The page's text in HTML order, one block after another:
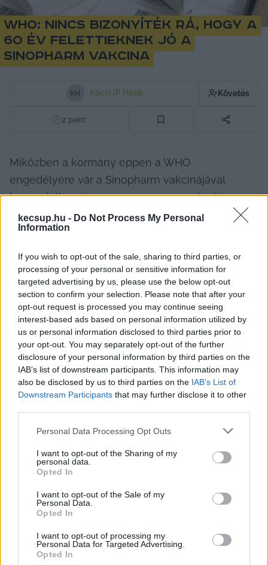
kecsup.hu - Do Not Process My Personal
Information
If you wish to opt-out of the sale, sharing to third parties, or
processing of your personal or sensitive information for
targeted advertising by us, please use the below opt-out
section to confirm your selection. Please note that after your
opt-out request is processed you may continue seeing
interest-based ads based on personal information utilized by
us or personal information disclosed to third parties prior to
your opt-out. You may separately opt-out of the further
disclosure of your personal information by third parties on the
IAB’s list of downstream participants. This information may
also be disclosed by us to third parties on the IAB’s List of
Downstream Participants that may further disclose it to other
Please note that this website/app uses one or more Google
not limited to your visit or usage behaviour. You may click to
grant or deny consent to Google and its third-party tags to
use your data for below specified purposes in below Google
consent section.
Personal Data Processing Opt Outs
I want to opt-out of the Sharing of my
personal data.
Opted In
I want to opt-out of the Sale of my
Personal Data.
Opted In
I want to opt-out of processing my
Personal Data for Targeted Advertising.
Opted In
WHO: Nincs bizonyíték rá, hogy a
60 év felettieknek jó a
Sinopharm vakcina
KH KecsUP Hírek Követés
2 perc
Miközben a kormány éppen a WHO
engedélyére vár a Sinopharm vakcinájával
kapcsolatban (ez nem azonos az európai
gyógyszerügynökség engedélyével), a
szervezet éppen erről az oltásról adott ki egy
igazán vannak meggyőződve arról, hogy 60 év
felett hatásos a kínai oltóanyag.
A WHO engedély ettől még meglehet, ezt
jelezte is a szervezet. De azt is, hogy ehhez a
még hiányzó adatokat látni szeretnék. Arról nincs
szó, hogy a WHO szervezet szerint ne lenne jó a
vakcina. Arról ugyanis meggyőződtek, hogy 60
év alatt hatásos ez az oltás. De már csak
közepes mértékűnek tartják azt a
meggyőződésüket, hogy 60 év alatt alacsony a
vírus okozta súlyos mellékhatások kockázata.
Ugyanakkor alacsony a meggyőződése a WHO-
Arról pedig nagyon alacsony mértékben vannak
meggyőződve, hogy 60 év felett megvéd a